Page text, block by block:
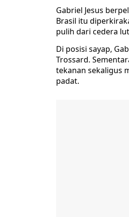
Gabriel Jesus
Brasil itu
pulih dari cedera
Di posisi sayap,
Trossard.
tekanan sekaligus
padat.